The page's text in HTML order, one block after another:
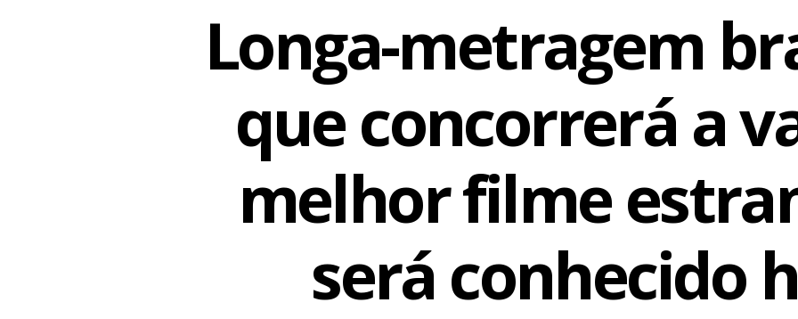
Longa-metragem
que concorrerá a
melhor filme
será conhecido